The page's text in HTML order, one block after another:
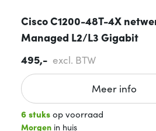
Cisco C1200-48T-4X
Managed L2/L3 Gigabit
495,- excl. BTW
Meer info
6 stuksop voorraad
Morgen in huis